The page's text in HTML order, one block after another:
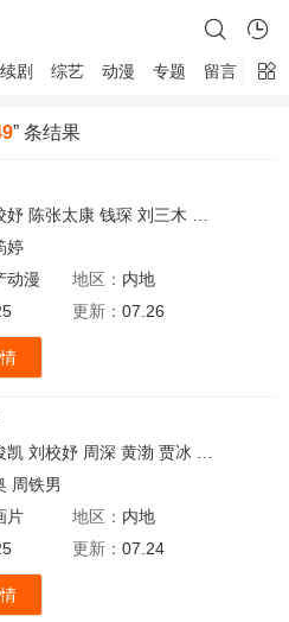
剧 综艺 动漫 专题 留言
” 条结果
妤 陈张太康 钱琛 刘三木
婷
动漫 地区： 内地
更新： 07.26
凯 刘校妤 周深 黄渤 贾冰
周铁男
片 地区： 内地
更新： 07.24